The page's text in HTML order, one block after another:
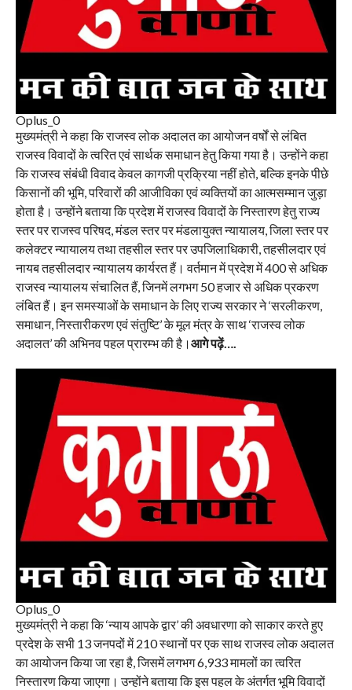
Oplus_0
मुख्यमंत्री ने कहा कि राजस्व लोक अदालत का आयोजन वर्षों से लंबित
राजस्व विवादों के त्वरित एवं सार्थक समाधान हेतु किया गया है। उन्होंने कहा
कि राजस्व संबंधी विवाद केवल कागजी प्रक्रिया नहीं होते, बल्कि इनके पीछे
किसानों की भूमि, परिवारों की आजीविका एवं व्यक्तियों का आत्मसम्मान जुड़ा
होता है। उन्होंने बताया कि प्रदेश में राजस्व विवादों के निस्तारण हेतु राज्य
स्तर पर राजस्व परिषद, मंडल स्तर पर मंडलायुक्त न्यायालय, जिला स्तर पर
कलेक्टर न्यायालय तथा तहसील स्तर पर उपजिलाधिकारी, तहसीलदार एवं
नायब तहसीलदार न्यायालय कार्यरत हैं। वर्तमान में प्रदेश में 400 से अधिक
राजस्व न्यायालय संचालित हैं, जिनमें लगभग 50 हजार से अधिक प्रकरण
लंबित हैं। इन समस्याओं के समाधान के लिए राज्य सरकार ने ‘सरलीकरण,
समाधान, निस्तारीकरण एवं संतुष्टि’ के मूल मंत्र के साथ ‘राजस्व लोक
अदालत’ की अभिनव पहल प्रारम्भ की है। आगे पढ़ें….
Oplus_0
मुख्यमंत्री ने कहा कि ‘न्याय आपके द्वार’ की अवधारणा को साकार करते हुए
प्रदेश के सभी 13 जनपदों में 210 स्थानों पर एक साथ राजस्व लोक अदालत
का आयोजन किया जा रहा है, जिसमें लगभग 6,933 मामलों का त्वरित
निस्तारण किया जाएगा। उन्होंने बताया कि इस पहल के अंतर्गत भूमि विवादों